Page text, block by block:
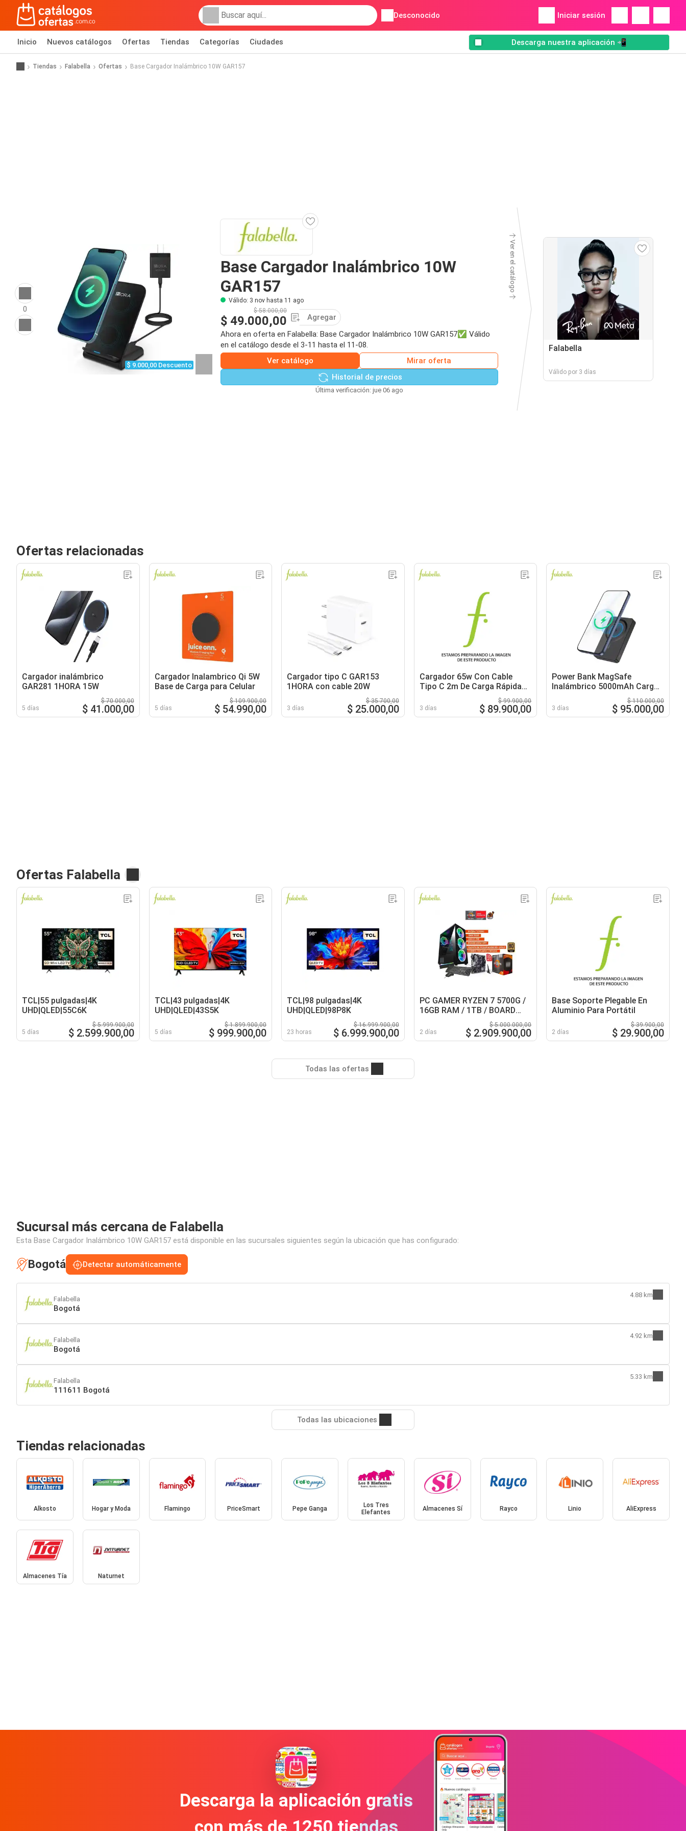
Desconocido Iniciar sesión
Inicio Nuevos catálogos Ofertas Tiendas Categorías Ciudades Descarga nuestra aplicación 📲
Tiendas Falabella Ofertas Base Cargador Inalámbrico 10W GAR157
0
$ 9.000,00 Descuento
Base Cargador Inalámbrico 10W
GAR157
Válido: 3 nov hasta 11 ago
$ 58.000,00
$ 49.000,00
Agregar
Ahora en oferta en Falabella: Base Cargador Inalámbrico 10W GAR157✅ Válido
en el catálogo desde el 3-11 hasta el 11-08.
Ver catálogo
Mirar oferta
Historial de precios
Última verificación: jue 06 ago
Ver en el catálogo
Falabella
Válido por 3 días
Ofertas relacionadas
Cargador inalámbrico
GAR281 1HORA 15W
5 días
$ 70.000,00
$ 41.000,00
Cargador Inalambrico Qi 5W
Base de Carga para Celular
5 días
$ 109.900,00
$ 54.990,00
Cargador tipo C GAR153
1HORA con cable 20W
3 días
$ 35.700,00
$ 25.000,00
Cargador 65w Con Cable
Tipo C 2m De Carga Rápida
3 días
$ 99.900,00
$ 89.900,00
Power Bank MagSafe
Inalámbrico 5000mAh Carga
3 días
$ 110.000,00
$ 95.000,00
Ofertas Falabella
TCL|55 pulgadas|4K
UHD|QLED|55C6K
5 días
$ 5.999.900,00
$ 2.599.900,00
TCL|43 pulgadas|4K
UHD|QLED|43S5K
5 días
$ 1.899.900,00
$ 999.900,00
TCL|98 pulgadas|4K
UHD|QLED|98P8K
23 horas
$ 16.999.900,00
$ 6.999.900,00
PC GAMER RYZEN 7 5700G /
16GB RAM / 1TB / BOARD
B550 WIFI / FUENTE 600W
80+ GOLD
2 días
$ 5.000.000,00
$ 2.909.900,00
Base Soporte Plegable En
Aluminio Para Portátil
2 días
$ 39.900,00
$ 29.900,00
Todas las ofertas
Sucursal más cercana de Falabella
Esta Base Cargador Inalámbrico 10W GAR157 está disponible en las sucursales siguientes según la ubicación que has configurado:
Bogotá Detectar automáticamente
Falabella
Bogotá
4.88 km
Falabella
Bogotá
4.92 km
Falabella
111611 Bogotá
5.33 km
Todas las ubicaciones
Tiendas relacionadas
Alkosto Hogar y Moda Flamingo PriceSmart Pepe Ganga
Los Tres
Elefantes
Almacenes Sí Rayco Linio AliExpress
Almacenes Tía Naturnet
Descarga la aplicación gratis